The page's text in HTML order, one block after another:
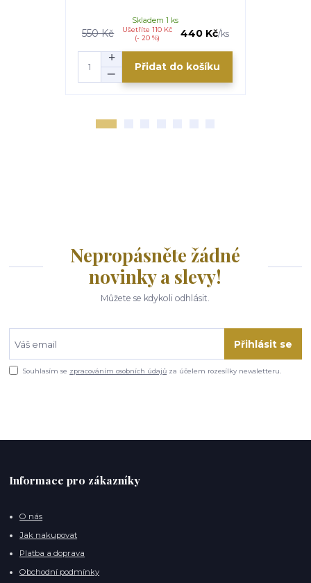
550 Kč
Ušetříte 110 Kč
(- 20 %)
440 Kč/ks
Skladem 1 ks
Přidat do košíku
Nepropásněte žádné
novinky a slevy!
Můžete se kdykoli odhlásit.
Přihlásit se
Souhlasím se zpracováním osobních údajů za účelem rozesílky newsletteru.
Informace pro zákazníky
O nás
Jak nakupovat
Platba a doprava
Obchodní podmínky